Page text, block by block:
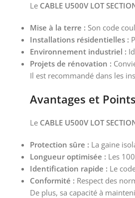
Le CABLE U500V LOT
Mise à la terre : Son code
Installations résidentielles :
Environnement industriel :
Projets de rénovation :
Il est recommandé dans les
Avantages et
Le CABLE U500V LOT
Protection sûre : La gaine
Longueur optimisée : Les
Identification rapide : Le
Conformité : Respect des
De plus, sa capacité à